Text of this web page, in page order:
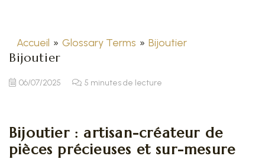
Accueil » Glossary Terms » Bijoutier
Bijoutier
06/07/2025 5 minutes de lecture
Bijoutier : artisan-créateur de
pièces précieuses et sur-mesure